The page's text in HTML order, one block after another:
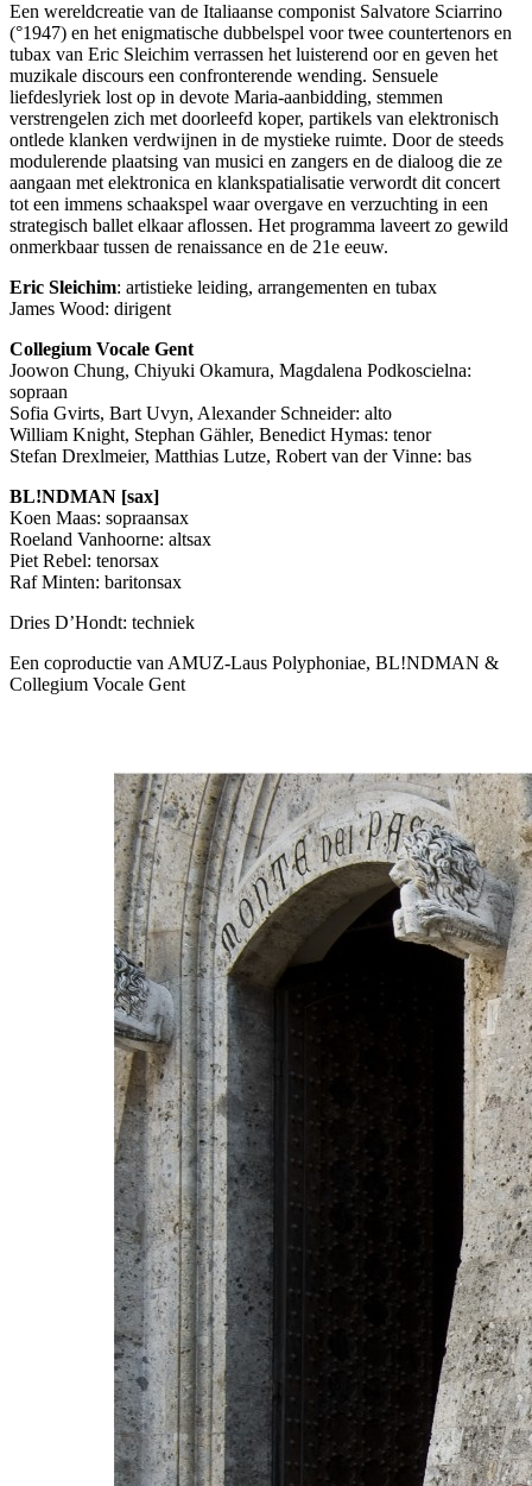
Een wereldcreatie van de Italiaanse componist Salvatore Sciarrino
(°1947) en het enigmatische dubbelspel voor twee countertenors en
tubax van Eric Sleichim verrassen het luisterend oor en geven het
muzikale discours een confronterende wending. Sensuele
liefdeslyriek lost op in devote Maria-aanbidding, stemmen
verstrengelen zich met doorleefd koper, partikels van elektronisch
ontlede klanken verdwijnen in de mystieke ruimte. Door de steeds
modulerende plaatsing van musici en zangers en de dialoog die ze
aangaan met elektronica en klankspatialisatie verwordt dit concert
tot een immens schaakspel waar overgave en verzuchting in een
strategisch ballet elkaar aflossen. Het programma laveert zo gewild
onmerkbaar tussen de renaissance en de 21e eeuw.
Eric Sleichim: artistieke leiding, arrangementen en tubax
James Wood: dirigent
Collegium Vocale Gent
Joowon Chung, Chiyuki Okamura, Magdalena Podkoscielna:
sopraan
Sofia Gvirts, Bart Uvyn, Alexander Schneider: alto
William Knight, Stephan Gähler, Benedict Hymas: tenor
Stefan Drexlmeier, Matthias Lutze, Robert van der Vinne: bas
BL!NDMAN [sax]
Koen Maas: sopraansax
Roeland Vanhoorne: altsax
Piet Rebel: tenorsax
Raf Minten: baritonsax
Dries D’Hondt: techniek
Een coproductie van AMUZ-Laus Polyphoniae, BL!NDMAN &
Collegium Vocale Gent